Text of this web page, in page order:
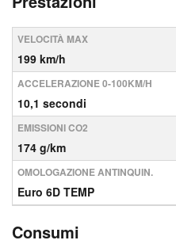
VELOCITÀ MAX
199 km/h
ACCELERAZIONE 0-100KM/H
10,1 secondi
EMISSIONI CO2
174 g/km
OMOLOGAZIONE ANTINQUIN.
Euro 6D TEMP
Consumi